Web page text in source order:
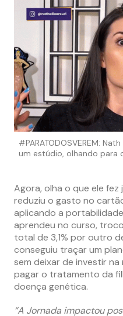
#PARATODOSVEREM:
um estúdio, olhando para
Agora, olha o que ele
reduziu o gasto no
aplicando a
aprendeu no curso,
total de 3,1% por outro
conseguiu traçar um
sem deixar de investir
pagar o tratamento da
doença genética.
“A Jornada impactou